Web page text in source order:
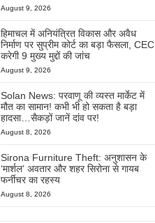
August 9, 2026
हिमाचल में अनियंत्रित विकास और अवैध
निर्माण पर सुप्रीम कोर्ट का बड़ा फैसला, CEC
करेगी 9 मुख्य मुद्दों की जांच
August 9, 2026
Solan News: परवाणू की व्यस्त मार्केट में
मौत का सामान! कभी भी हो सकता है बड़ा
हादसा…सैकड़ों जानें दांव पर!
August 8, 2026
Sirona Furniture Theft: अनुशासन के
‘मार्शल’ अवतार और शहर सिरोना से गायब
फर्नीचर का रहस्य
August 8, 2026